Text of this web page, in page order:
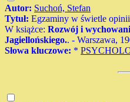
Autor: Suchoń, Stefan
Tytuł: Egzaminy w świetle
W książce: Rozwój i
Jagiellońskiego.. - Warszawa,
Słowa kluczowe: *